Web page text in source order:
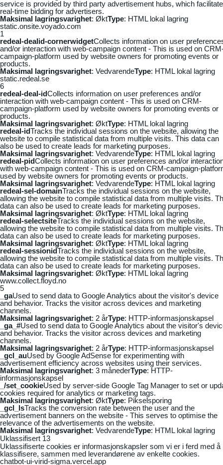
service is provided by third party advertisement hubs, which
real-time bidding for advertisers.
Maksimal lagringsvarighet: ØktType: HTML lokal lagring
static.onsite.voyado.com
1
redeal-dealid-cornerwidgetCollects information on user
and/or interaction with web-campaign content - This is used on
campaign-platform used by website owners for promoting events or
products.
Maksimal lagringsvarighet: VedvarendeType: HTML lokal lagring
static.redeal.se
6
redeal-deal-idCollects information on user preferences and/or
interaction with web-campaign content - This is used on CRM-
campaign-platform used by website owners for promoting events or
products.
Maksimal lagringsvarighet: ØktType: HTML lokal lagring
redeal-idTracks the individual sessions on the website, allowing the
website to compile statistical data from multiple visits. This data can
also be used to create leads for marketing purposes.
Maksimal lagringsvarighet: VedvarendeType: HTML lokal lagring
redeal-pidCollects information on user preferences and/or
with web-campaign content - This is used on CRM-campaign-
used by website owners for promoting events or products.
Maksimal lagringsvarighet: VedvarendeType: HTML lokal lagring
redeal-sel-domainTracks the individual sessions on the website,
allowing the website to compile statistical data from multiple visits.
data can also be used to create leads for marketing purposes.
Maksimal lagringsvarighet: ØktType: HTML lokal lagring
redeal-selectsiteTracks the individual sessions on the website,
allowing the website to compile statistical data from multiple visits.
data can also be used to create leads for marketing purposes.
Maksimal lagringsvarighet: ØktType: HTML lokal lagring
redeal-sessionidTracks the individual sessions on the website,
allowing the website to compile statistical data from multiple visits.
data can also be used to create leads for marketing purposes.
Maksimal lagringsvarighet: ØktType: HTML lokal lagring
www.collect.floyd.no
5
_gaUsed to send data to Google Analytics about the visitor's device
and behavior. Tracks the visitor across devices and marketing
channels.
Maksimal lagringsvarighet: 2 årType: HTTP-informasjonskapsel
_ga_#Used to send data to Google Analytics about the visitor's
and behavior. Tracks the visitor across devices and marketing
channels.
Maksimal lagringsvarighet: 2 årType: HTTP-informasjonskapsel
_gcl_auUsed by Google AdSense for experimenting with
advertisement efficiency across websites using their services.
Maksimal lagringsvarighet: 3 månederType: HTTP-
informasjonskapsel
_/set_cookieUsed by server-side Google Tag Manager to set or
cookies required for analytics or marketing tags.
Maksimal lagringsvarighet: ØktType: Pikselsporing
_gcl_lsTracks the conversion rate between the user and the
advertisement banners on the website - This serves to optimise the
relevance of the advertisements on the website.
Maksimal lagringsvarighet: VedvarendeType: HTML lokal lagring
Uklassifisert 13
Uklassifiserte cookies er informasjonskapsler som vi er i ferd med å
klassifisere, sammen med leverandørene av enkelte cookies.
chatbot-ui-virid-sigma.vercel.app